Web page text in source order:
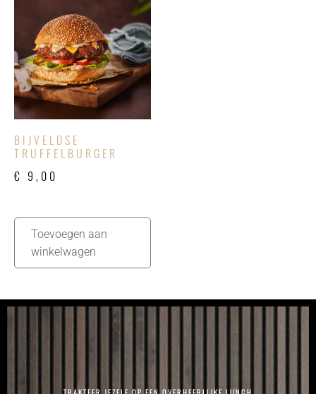
BIJVELDSE
TRUFFELBURGER
€ 9,00
Toevoegen aan
winkelwagen
TRAKTEER JEZELF OP EEN OVERHEERLIJKE LUNCH